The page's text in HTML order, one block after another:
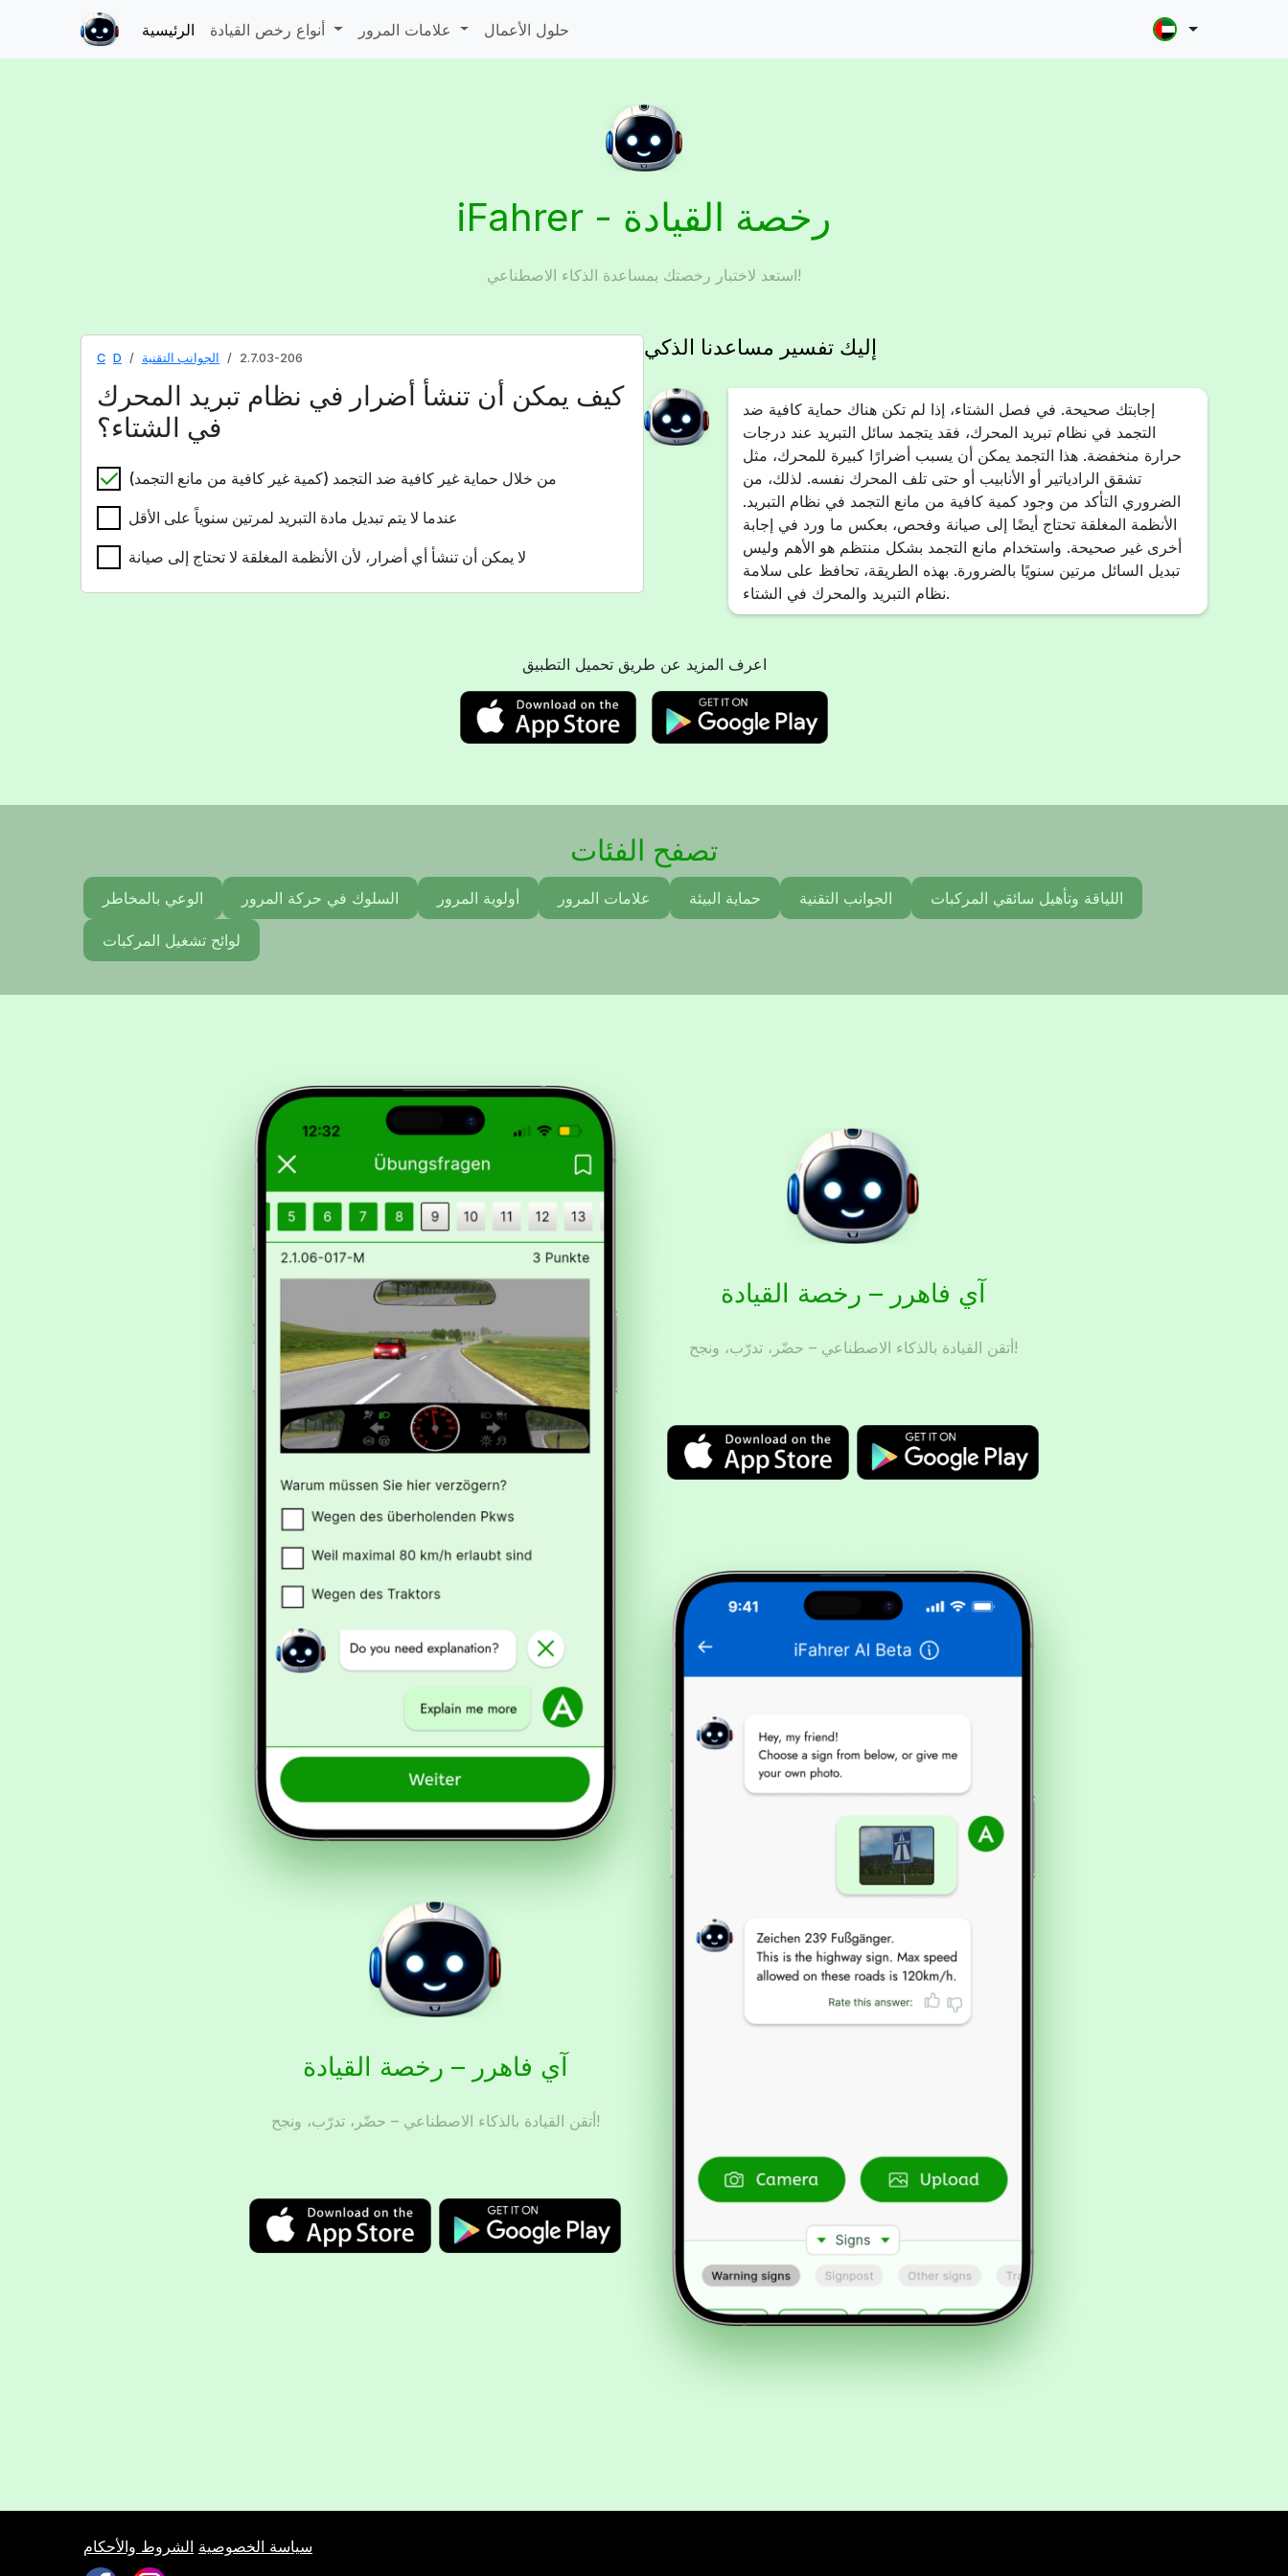
الرئيسية حلول الأعمال
iFahrer - رخصة القيادة
استعد لاختبار رخصتك بمساعدة الذكاء الاصطناعي!
C D الجوانب التقنية 2.7.03-206
كيف يمكن أن تنشأ أضرار في نظام تبريد المحرك
في الشتاء؟
من خلال حماية غير كافية ضد التجمد (كمية غير كافية من مانع التجمد)
عندما لا يتم تبديل مادة التبريد لمرتين سنوياً على الأقل
لا يمكن أن تنشأ أي أضرار، لأن الأنظمة المغلقة لا تحتاج إلى صيانة
إليك تفسير مساعدنا الذكي
إجابتك صحيحة. في فصل الشتاء، إذا لم تكن هناك حماية كافية ضد
التجمد في نظام تبريد المحرك، فقد يتجمد سائل التبريد عند درجات
حرارة منخفضة. هذا التجمد يمكن أن يسبب أضرارًا كبيرة للمحرك، مثل
تشقق الرادياتير أو الأنابيب أو حتى تلف المحرك نفسه. لذلك، من
الضروري التأكد من وجود كمية كافية من مانع التجمد في نظام التبريد.
الأنظمة المغلقة تحتاج أيضًا إلى صيانة وفحص، بعكس ما ورد في إجابة
أخرى غير صحيحة. واستخدام مانع التجمد بشكل منتظم هو الأهم وليس
تبديل السائل مرتين سنويًا بالضرورة. بهذه الطريقة، تحافظ على سلامة
نظام التبريد والمحرك في الشتاء.
اعرف المزيد عن طريق تحميل التطبيق
تصفح الفئات
الوعي بالمخاطر السلوك في حركة المرور أولوية المرور علامات المرور حماية البيئة الجوانب التقنية اللياقة وتأهيل سائقي المركبات
لوائح تشغيل المركبات
آي فاهرر – رخصة القيادة
أتقن القيادة بالذكاء الاصطناعي – حضّر، تدرّب، ونجح!
آي فاهرر – رخصة القيادة
أتقن القيادة بالذكاء الاصطناعي – حضّر، تدرّب، ونجح!
سياسة الخصوصية الشروط والأحكام